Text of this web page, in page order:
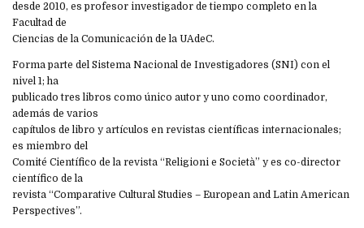
desde 2010, es profesor investigador de tiempo completo en la
Facultad de
Ciencias de la Comunicación de la UAdeC.
Forma parte del Sistema Nacional de Investigadores (SNI) con el
nivel 1; ha
publicado tres libros como único autor y uno como coordinador,
además de varios
capítulos de libro y artículos en revistas científicas internacionales;
es miembro del
Comité Científico de la revista “Religioni e Società” y es co-director
científico de la
revista “Comparative Cultural Studies – European and Latin American
Perspectives”.